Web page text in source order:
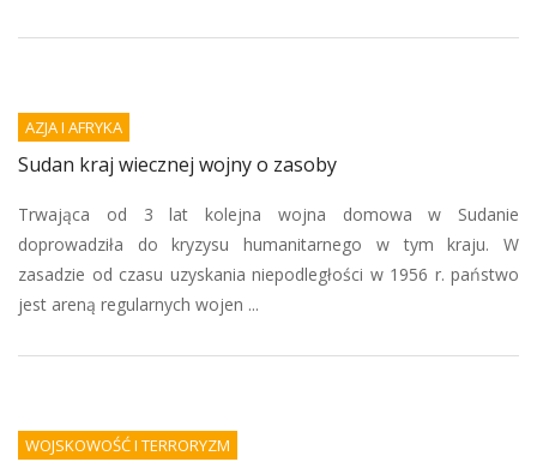
AZJA I AFRYKA
Sudan kraj wiecznej wojny o zasoby
Trwająca od 3 lat kolejna wojna domowa w Sudanie
doprowadziła do kryzysu humanitarnego w tym kraju. W
zasadzie od czasu uzyskania niepodległości w 1956 r. państwo
jest areną regularnych wojen ...
WOJSKOWOŚĆ I TERRORYZM